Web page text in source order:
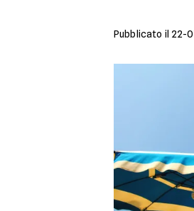
Pubblicato il 22-